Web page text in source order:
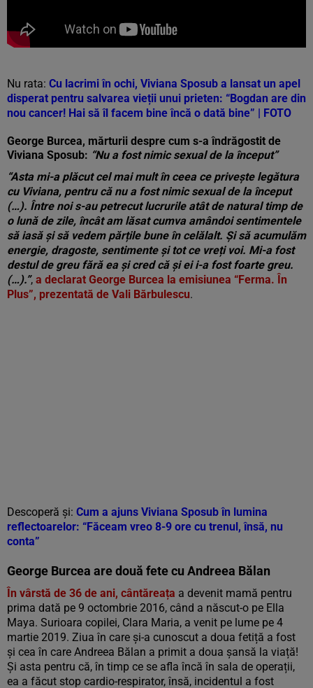
Nu rata: Cu lacrimi în ochi, Viviana Sposub a lansat un apel
disperat pentru salvarea vieții unui prieten: “Bogdan are din
nou cancer! Hai să îl facem bine încă o dată bine” | FOTO
George Burcea, mărturii despre cum s-a îndrăgostit de
Viviana Sposub: “Nu a fost nimic sexual de la început”
“Asta mi-a plăcut cel mai mult în ceea ce privește legătura
cu Viviana, pentru că nu a fost nimic sexual de la început
(…). Între noi s-au petrecut lucrurile atât de natural timp de
o lună de zile, încât am lăsat cumva amândoi sentimentele
să iasă și să vedem părțile bune în celălalt. Și să acumulăm
energie, dragoste, sentimente și tot ce vreți voi. Mi-a fost
destul de greu fără ea și cred că și ei i-a fost foarte greu.
(…).”, a declarat George Burcea la emisiunea “Ferma. În
Plus”, prezentată de Vali Bărbulescu.
Descoperă și: Cum a ajuns Viviana Sposub în lumina
reflectoarelor: “Făceam vreo 8-9 ore cu trenul, însă, nu
conta”
George Burcea are două fete cu Andreea Bălan
În vârstă de 36 de ani, cântăreața a devenit mamă pentru
prima dată pe 9 octombrie 2016, când a născut-o pe Ella
Maya. Surioara copilei, Clara Maria, a venit pe lume pe 4
martie 2019. Ziua în care și-a cunoscut a doua fetiță a fost
și cea în care Andreea Bălan a primit a doua șansă la viață!
Și asta pentru că, în timp ce se afla încă în sala de operații,
ea a făcut stop cardio-respirator, însă, incidentul a fost